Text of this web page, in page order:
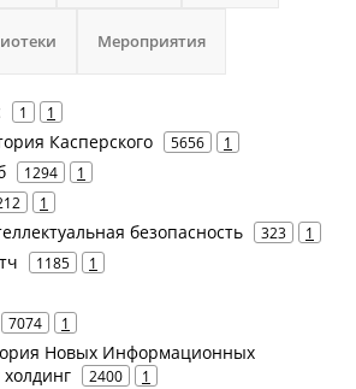
Мероприятия
1 1
Касперского 5656 1
1294 1
1
безопасность 323 1
1185 1
7074 1
Новых Информационных
2400 1